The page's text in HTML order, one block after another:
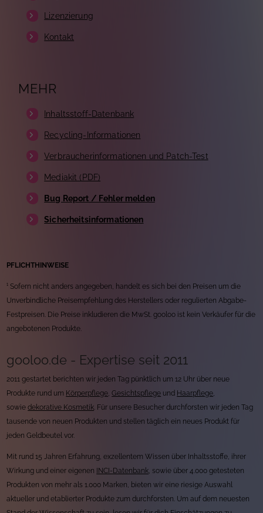
Lizenzierung
Kontakt
MEHR
Inhaltsstoff-Datenbank
Recycling-Informationen
Verbraucherinformationen und Patch-Test
Mediakit (PDF)
Bug Report / Fehler melden
Sicherheitsinformationen
PFLICHTHINWEISE
¹ Sofern nicht anders angegeben, handelt es sich bei den Preisen um die
Unverbindliche Preisempfehlung des Herstellers oder regulierten Abgabe-
Festpreisen. Die Preise inkludieren die MwSt. gooloo ist kein Verkäufer für die
angebotenen Produkte.
gooloo.de - Expertise seit 2011
2011 gestartet berichten wir jeden Tag pünktlich um 12 Uhr über neue
Produkte rund um Körperpflege,Gesichtspflege und Haarpflege,
sowiedekorative Kosmetik. Für unsere Besucher durchforsten wir jeden Tag
tausende von neuen Produkten und stellen täglich ein neues Produkt für
jeden Geldbeutel vor.
Mit rund 15 Jahren Erfahrung, exzellentem Wissen über Inhaltsstoffe, ihrer
Wirkung und einer eigenen INCI-Datenbank, sowie über 4.000 getesteten
Produkten von mehr als 1.000 Marken, bieten wir eine riesige Auswahl
aktueller und etablierter Produkte zum durchforsten. Um auf dem neuesten